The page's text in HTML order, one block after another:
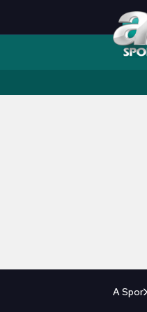
A Spor